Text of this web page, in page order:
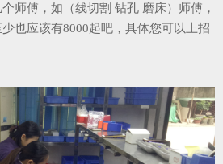
师傅，如（线切割 钻孔 磨床）师傅，
也应该有8000起吧，具体您可以上招